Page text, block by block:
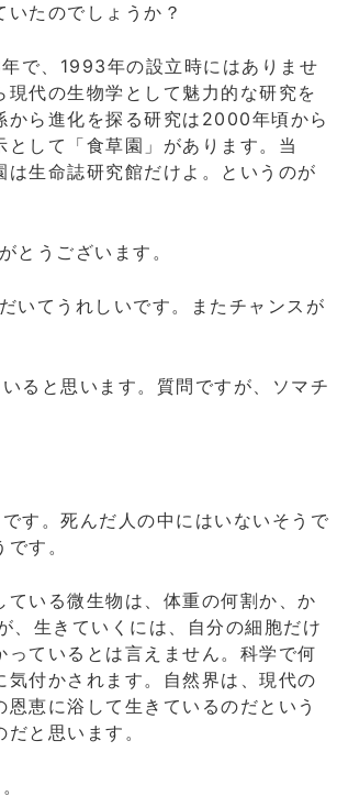
たのでしょうか？
で、1993年の設立時にはありませ
代の生物学として魅力的な研究を
から進化を探る研究は2000年頃から
して「食草園」があります。当
生命誌研究館だけよ。というのが
とうございます。
いてうれしいです。またチャンスが
ると思います。質問ですが、ソマチ
す。死んだ人の中にはいないそうで
す。
いる微生物は、体重の何割か、か
、生きていくには、自分の細胞だけ
ているとは言えません。科学で何
付かされます。自然界は、現代の
恵に浴して生きているのだという
と思います。